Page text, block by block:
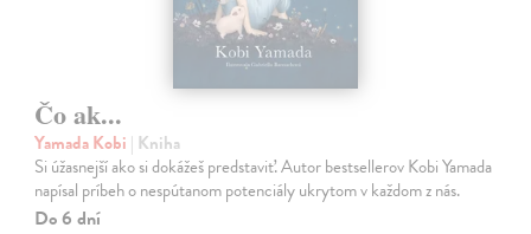
Čo ak...
Yamada Kobi | Kniha
Si úžasnejší ako si dokážeš predstaviť. Autor bestsellerov Kobi Yamada
napísal príbeh o nespútanom potenciály ukrytom v každom z nás.
Do 6 dní